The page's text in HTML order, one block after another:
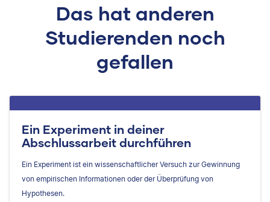
Das hat anderen
Studierenden noch
gefallen
Ein Experiment in deiner
Abschlussarbeit durchführen
Ein Experiment ist ein wissenschaftlicher Versuch zur Gewinnung
von empirischen Informationen oder der Überprüfung von
Hypothesen.